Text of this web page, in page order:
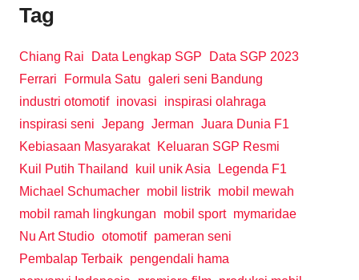
Tag
Chiang Rai Data Lengkap SGP
Data SGP 2023
Ferrari
Formula Satu galeri seni Bandung
industri otomotif inovasi
inspirasi olahraga
inspirasi seni Jepang Jerman Juara Dunia F1
Kebiasaan Masyarakat
Keluaran SGP Resmi
Kuil Putih Thailand
kuil unik Asia
Legenda F1
Michael Schumacher mobil listrik mobil mewah
mobil ramah lingkungan
mobil sport mymaridae
Nu Art Studio otomotif pameran seni
Pembalap Terbaik pengendali hama